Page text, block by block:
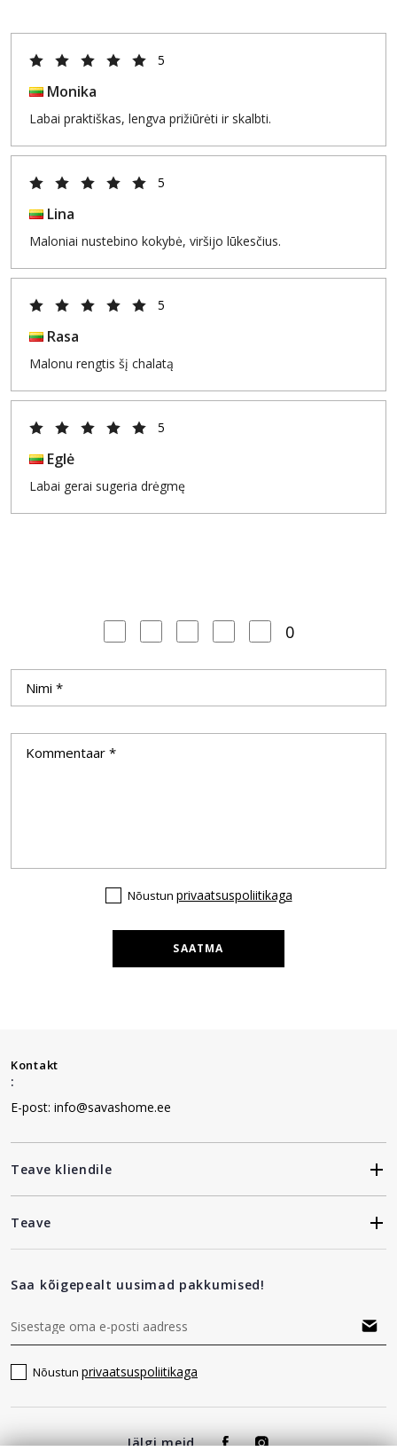
5
Monika
Labai praktiškas, lengva prižiūrėti ir skalbti.
5
Lina
Maloniai nustebino kokybė, viršijo lūkesčius.
5
Rasa
Malonu rengtis šį chalatą
5
Eglė
Labai gerai sugeria drėgmę
0
Nõustun privaatsuspoliitikaga
SAATMA
Kontakt
:
E-post: info@savashome.ee
Teave kliendile
Teave
Saa kõigepealt uusimad pakkumised!
Nõustun privaatsuspoliitikaga
Jälgi meid